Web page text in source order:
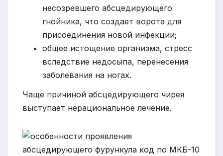
несозревшего абсцедирующего
гнойника, что создает ворота для
присоединения новой инфекции;
общее истощение организма, стресс
вследствие недосыпа, перенесения
заболевания на ногах.
Чаще причиной абсцедирующего чирея
выступает нерациональное лечение.